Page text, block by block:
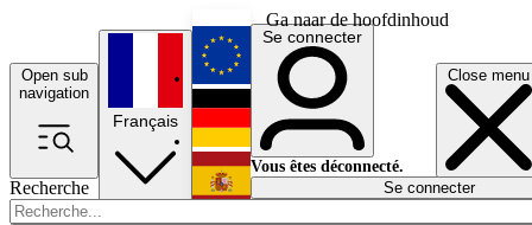
Ga naar de hoofdinhoud
Open sub
navigation
Close menu
Recherche
Français
English
Deutsch
Español
Se connecter
Vous êtes déconnecté.
Se connecter